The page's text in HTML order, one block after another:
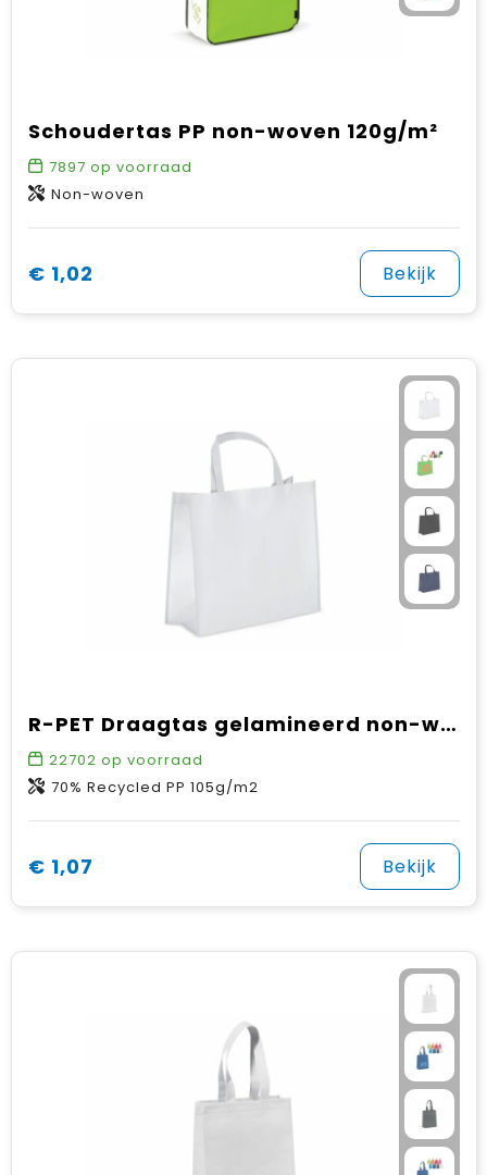
Schoudertas PP non-woven 120g/m²
7897 op voorraad
Non-woven
€ 1,02 Bekijk
R-PET Draagtas gelamineerd non-woven 40 x 16 x 35cm 105g/m²
22702 op voorraad
70% Recycled PP 105g/m2
€ 1,07 Bekijk